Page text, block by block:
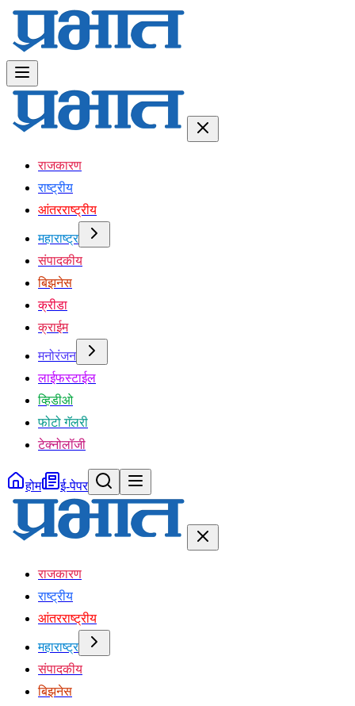
राजकारण
राष्ट्रीय
आंतरराष्ट्रीय
महाराष्ट्र
संपादकीय
बिझनेस
क्रीडा
क्राईम
मनोरंजन
लाईफस्टाईल
व्हिडीओ
फोटो गॅलरी
टेक्नोलॉजी
होम ई-पेपर
राजकारण
राष्ट्रीय
आंतरराष्ट्रीय
महाराष्ट्र
संपादकीय
बिझनेस